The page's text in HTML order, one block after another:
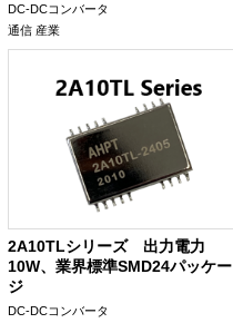
DC-DCコンバータ
通信 産業
2A10TLシリーズ 出力電力
10W、業界標準SMD24パッケー
ジ
DC-DCコンバータ